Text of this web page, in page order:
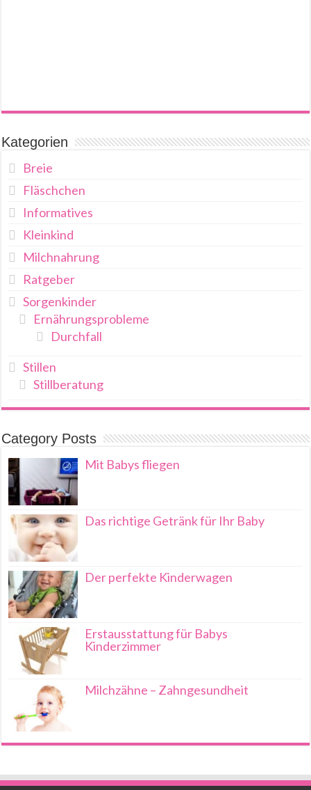
Kategorien
Breie
Fläschchen
Informatives
Kleinkind
Milchnahrung
Ratgeber
Sorgenkinder
Ernährungsprobleme
Durchfall
Stillen
Stillberatung
Category Posts
Mit Babys fliegen
Das richtige Getränk für Ihr Baby
Der perfekte Kinderwagen
Erstausstattung für Babys
Kinderzimmer
Milchzähne – Zahngesundheit